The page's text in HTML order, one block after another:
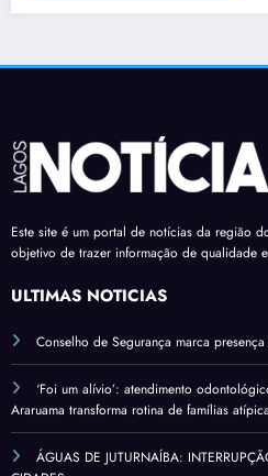
Este site é um portal de notícias da região
objetivo de trazer informação de qualidade
ÚLTIMAS NOTÍCIAS
Conselho de Segurança marca
‘Foi um alívio’: atendimento
Araruama transforma rotina de famílias
ÁGUAS DE JUTURNAÍBA: